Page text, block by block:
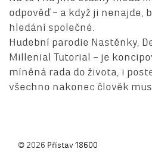
odpověď – a když ji nenajde,
hledání společné.
Hudební parodie Nastěnky,
Millenial Tutorial – je
míněná rada do života, i
všechno nakonec člověk
© 2026 Přístav 18600